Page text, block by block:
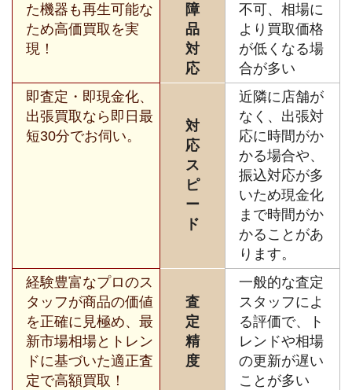
た機器も再生可能な
ため高価買取を実
現！
障
品
対
応
不可、相場に
より買取価格
が低くなる場
合が多い
即査定・即現金化、
出張買取なら即日最
短30分でお伺い。
対
応
ス
ピ
ー
ド
近隣に店舗が
なく、出張対
応に時間がか
かる場合や、
振込対応が多
いため現金化
まで時間がか
かることがあ
ります。
経験豊富なプロのス
タッフが商品の価値
を正確に見極め、最
新市場相場とトレン
ドに基づいた適正査
定で高額買取！
査
定
精
度
一般的な査定
スタッフによ
る評価で、ト
レンドや相場
の更新が遅い
ことが多い